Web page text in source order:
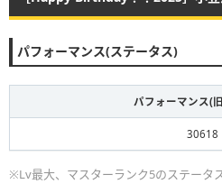
パフォーマンス(ステータス)
パフォーマンス(
30618
※Lv最大、マスターランク5のステータス